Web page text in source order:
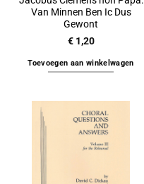
Van Minnen Ben Ic Dus
Gewont
€1,20
Toevoegen aan winkelwagen